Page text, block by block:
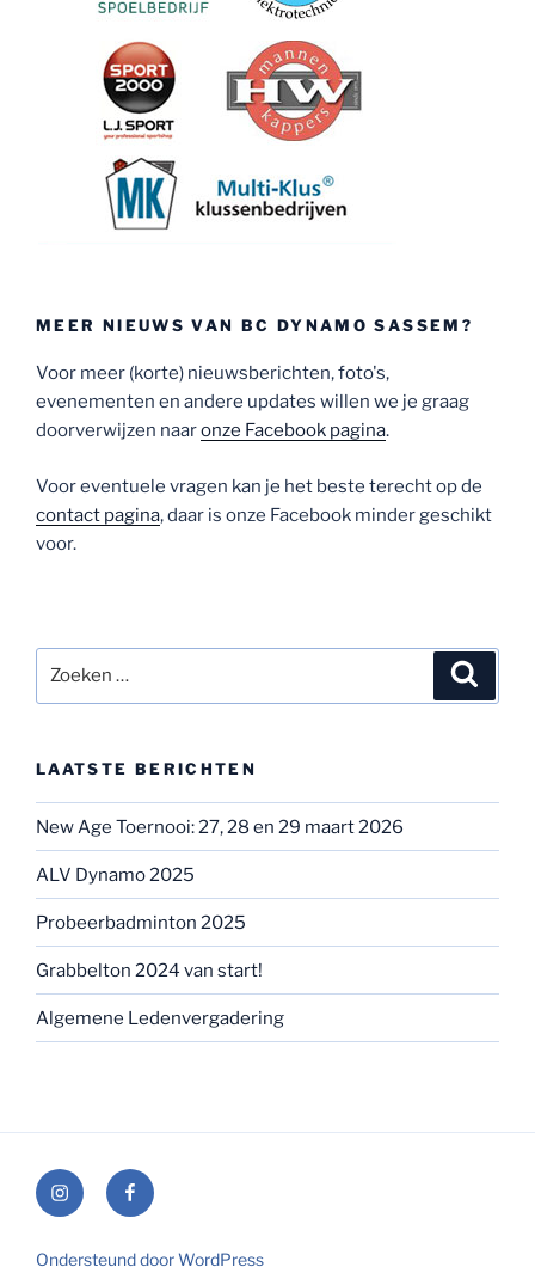
MEER NIEUWS VAN BC DYNAMO SASSEM?
Voor meer (korte) nieuwsberichten, foto's,
evenementen en andere updates willen we je graag
doorverwijzen naaronze Facebook pagina.
Voor eventuele vragen kan je het beste terecht op de
contact pagina, daar is onze Facebook minder geschikt
voor.
naar:
LAATSTE BERICHTEN
New Age Toernooi: 27, 28 en 29 maart 2026
ALV Dynamo 2025
Probeerbadminton 2025
Grabbelton 2024 van start!
Algemene Ledenvergadering
InstagramFacebook
Ondersteund door WordPress